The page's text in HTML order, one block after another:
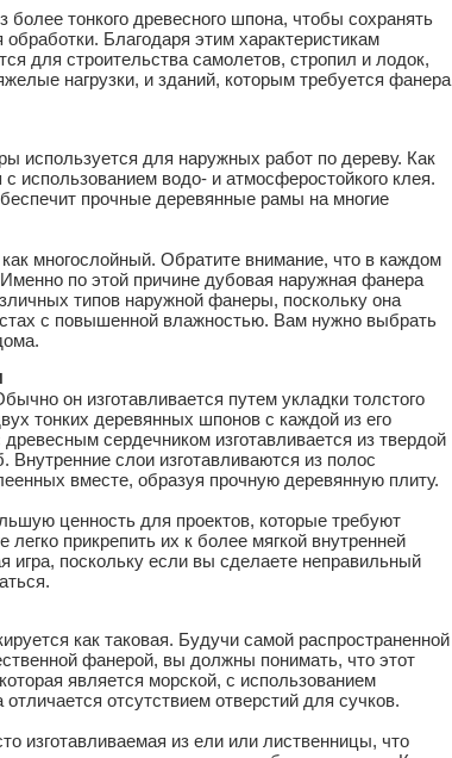
более тонкого древесного шпона, чтобы сохранять
Благодаря этим характеристикам
для строительства самолетов, стропил и лодок,
нагрузки, и зданий, которым требуется фанера
используется для наружных работ по дереву. Как
использованием водо- и атмосферостойкого клея.
прочные деревянные рамы на многие
многослойный. Обратите внимание, что в каждом
по этой причине дубовая наружная фанера
типов наружной фанеры, поскольку она
с повышенной влажностью. Вам нужно выбрать
он изготавливается путем укладки толстого
тонких деревянных шпонов с каждой из его
сердечником изготавливается из твердой
Внутренние слои изготавливаются из полос
вместе, образуя прочную деревянную плиту.
ценность для проектов, которые требуют
прикрепить их к более мягкой внутренней
игра, поскольку если вы сделаете неправильный
как таковая. Будучи самой распространенной
фанерой, вы должны понимать, что этот
является морской, с использованием
отсутствием отверстий для сучков.
изготавливаемая из ели или лиственницы, что